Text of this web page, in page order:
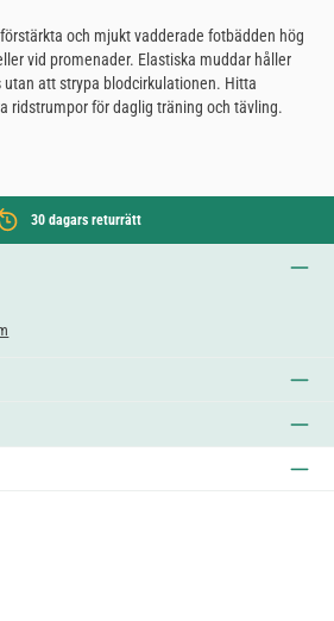
och mjukt vadderade fotbädden hög
vid promenader. Elastiska muddar håller
att strypa blodcirkulationen. Hitta
ridstrumpor för daglig träning och tävling.
30 dagars returrätt